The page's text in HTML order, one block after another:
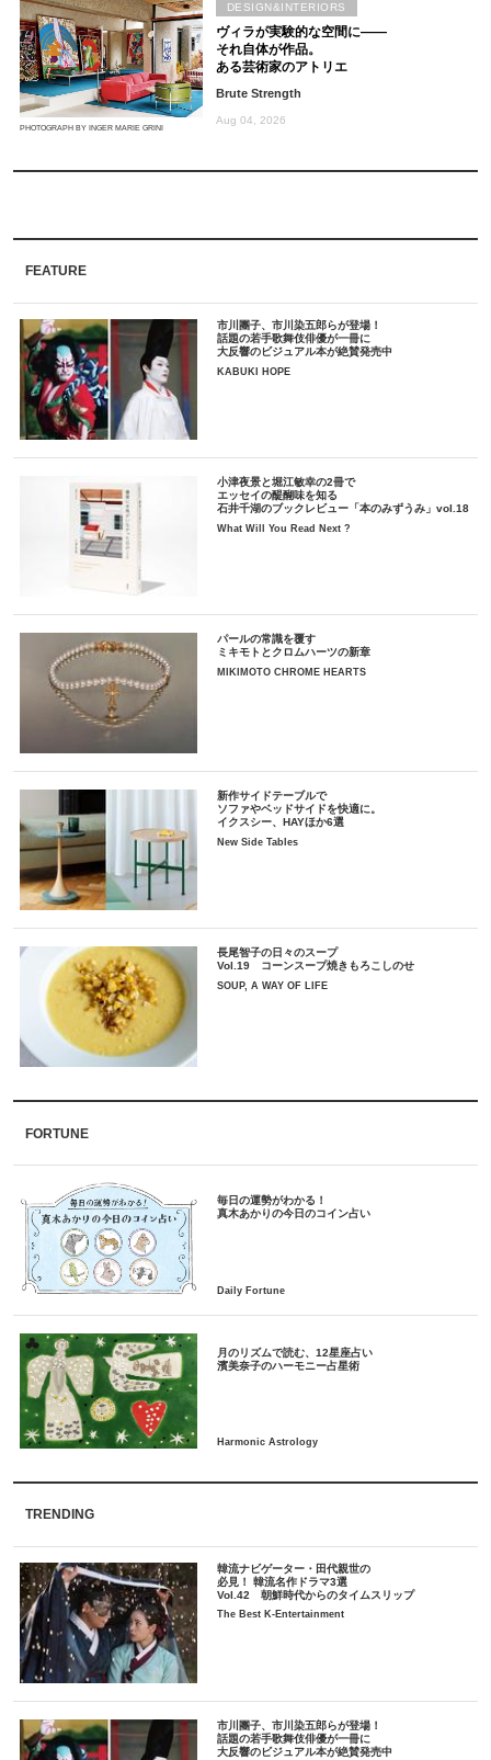
PHOTOGRAPH BY INGER MARIE GRINI
ヴィラが実験的な空間に――
それ自体が作品。
ある芸術家のアトリエ
Brute Strength
Aug 04, 2026
DESIGN&INTERIORS
FEATURE
市川團子、市川染五郎らが登場！
話題の若手歌舞伎俳優が一冊に
大反響のビジュアル本が絶賛発売中
KABUKI HOPE
小津夜景と堀江敏幸の2冊で
エッセイの醍醐味を知る
石井千湖のブックレビュー「本のみずうみ」vol.18
What Will You Read Next ?
パールの常識を覆す
ミキモトとクロムハーツの新章
MIKIMOTO CHROME HEARTS
新作サイドテーブルで
ソファやベッドサイドを快適に。
イクスシー、HAYほか6選
New Side Tables
長尾智子の日々のスープ
Vol.19 コーンスープ焼きもろこしのせ
SOUP, A WAY OF LIFE
FORTUNE
毎日の運勢がわかる！
月のリズムで読む、12星座占い
TRENDING
韓流ナビゲーター・田代親世の
必見！ 韓流名作ドラマ3選
Vol.42 朝鮮時代からのタイムスリップ
The Best K-Entertainment
市川團子、市川染五郎らが登場！
話題の若手歌舞伎俳優が一冊に
大反響のビジュアル本が絶賛発売中